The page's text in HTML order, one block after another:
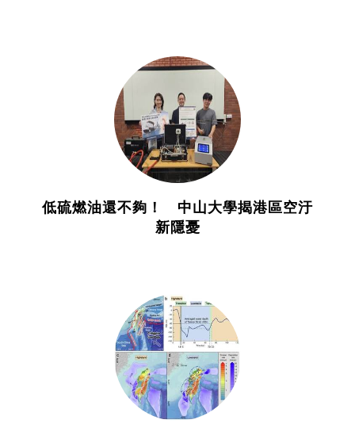
低硫燃油還不夠！ 中山大學揭港區空汙
新隱憂